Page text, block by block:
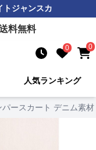
トジャンスカ
料無料
0 0
人気ランキング
パースカート デニム素